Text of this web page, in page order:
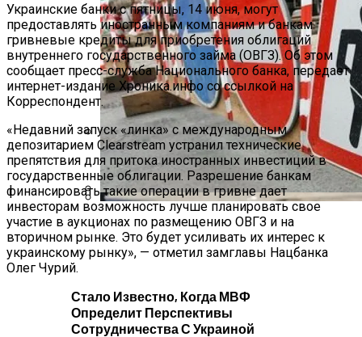
Международная Реакция На Тарифы
Трампа: Что Стоит На Кону
Кризис Безопасности На Гаити:
Ужасающая Реальность Безнадежной
Обстановки
В Киеве Ограничили Движение На
Проспекте Палладина
Украинские банки с пятницы, 14 июня, могут
предоставлять иностранным компаниям и банкам
гривневые кредиты для приобретения облигаций
внутреннего государственного займа (ОВГЗ). Об этом
сообщает пресс-служба Национального банка, передает
интернет-издание Хроника.инфо со ссылкой на
Корреспондент.
«Недавний запуск «линка» с международным
депозитарием Clearstream устранил технические
препятствия для притока иностранных инвестиций в
государственные облигации. Разрешение банкам
финансировать такие операции в гривне дает
инвесторам возможность лучше планировать свое
участие в аукционах по размещению ОВГЗ и на
вторичном рынке. Это будет усиливать их интерес к
украинскому рынку», — отметил замглавы Нацбанка
Олег Чурий.
Стало Известно, Когда МВФ
Определит Перспективы
Сотрудничества С Украиной